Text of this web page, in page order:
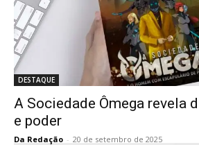
DESTAQUE
A Sociedade Ômega revela
e poder
Da Redação - 20 de setembro de 2025